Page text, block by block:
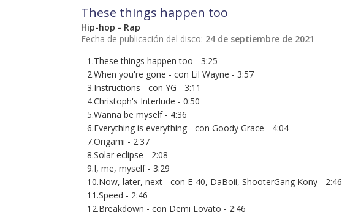
These things happen too
Hip-hop - Rap
Fecha de publicación del disco: 24 de septiembre de 2021
1.These things happen too - 3:25
2.When you're gone - con Lil Wayne - 3:57
3.Instructions - con YG - 3:11
4.Christoph's Interlude - 0:50
5.Wanna be myself - 4:36
6.Everything is everything - con Goody Grace - 4:04
7.Origami - 2:37
8.Solar eclipse - 2:08
9.I, me, myself - 3:29
10.Now, later, next - con E-40, DaBoii, ShooterGang Kony - 2:46
11.Speed - 2:46
12.Breakdown - con Demi Lovato - 2:46